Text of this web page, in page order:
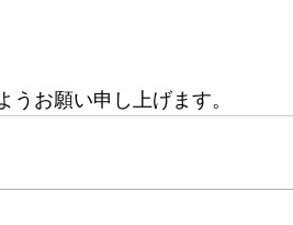
お願い申し上げます。